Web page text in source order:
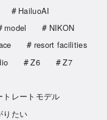
HailuoAI
model
NIKON
resort facilities
Z6
Z7
トレートモデル
りたい